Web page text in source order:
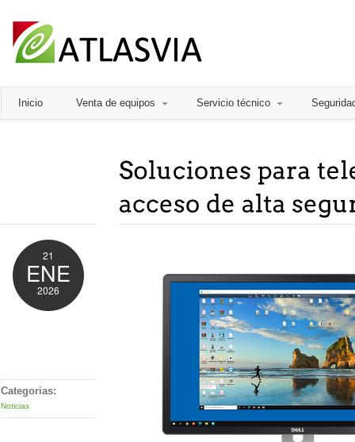
Inicio Venta de equipos Servicio técnico
21
ENE
2026
Categorias:
Noticias